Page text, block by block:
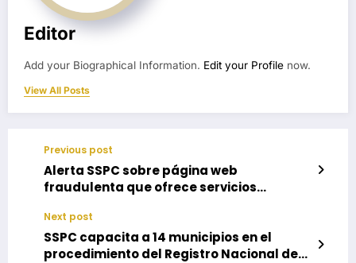
Editor
Add your Biographical Information. Edit your Profile now.
View All Posts
Previous post
Alerta SSPC sobre página web
fraudulenta que ofrece servicios
Next post
SSPC capacita a 14 municipios en el
procedimiento del Registro Nacional de